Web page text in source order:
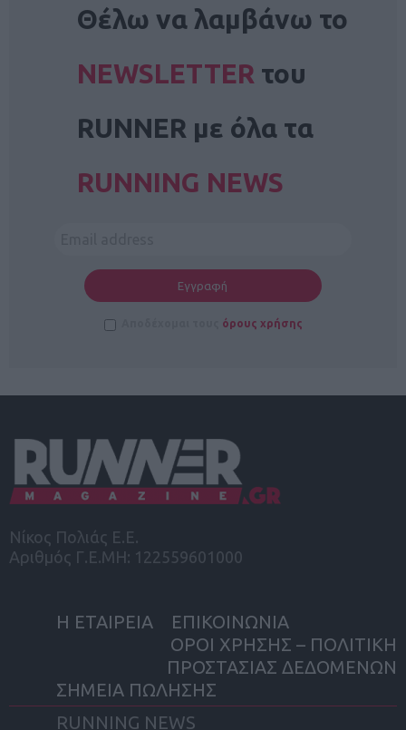
Θέλω να λαμβάνω το
NEWSLETTER του
RUNNER με όλα τα
RUNNING NEWS
όρους χρήσης
Νίκος Πολιάς Ε.Ε.
Αριθμός Γ.Ε.ΜΗ: 122559601000
Η ΕΤΑΙΡΕΙΑ
ΕΠΙΚΟΙΝΩΝΙΑ
ΟΡΟΙ ΧΡΗΣΗΣ – ΠΟΛΙΤΙΚΗ
ΠΡΟΣΤΑΣΙΑΣ ΔΕΔΟΜΕΝΩΝ
ΣΗΜΕΙΑ ΠΩΛΗΣΗΣ
RUNNING NEWS